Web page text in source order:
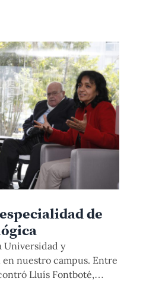
de
Universidad y
nuestro campus. Entre
Lluís Fontboté,